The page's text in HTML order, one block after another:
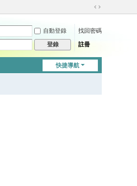
切
到
自動登錄
找回密碼
登錄 註冊
快捷導航